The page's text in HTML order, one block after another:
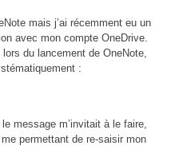
mais j’ai récemment eu un
avec mon compte OneDrive.
du lancement de OneNote,
:
message m’invitait à le faire,
permettant de re-saisir mon